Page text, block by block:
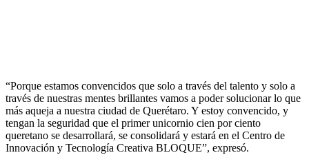
“Porque estamos convencidos que solo a través del talento y solo a
través de nuestras mentes brillantes vamos a poder solucionar lo que
más aqueja a nuestra ciudad de Querétaro. Y estoy convencido, y
tengan la seguridad que el primer unicornio cien por ciento
queretano se desarrollará, se consolidará y estará en el Centro de
Innovación y Tecnología Creativa BLOQUE”, expresó.